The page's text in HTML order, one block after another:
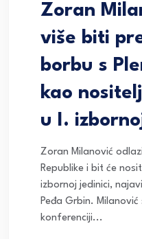
Zoran
više biti
borbu s
kao
u I.
Zoran Milanović
Republike i bit će
izbornoj jedinici,
Peđa Grbin.
konferenciji...